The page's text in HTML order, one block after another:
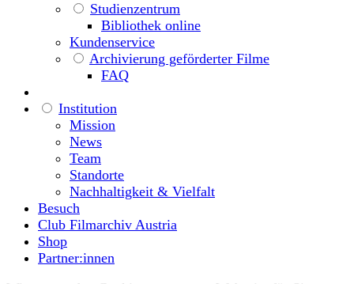
Studienzentrum
Bibliothek online
Kundenservice
Archivierung geförderter Filme
FAQ
Institution
Mission
News
Team
Standorte
Nachhaltigkeit & Vielfalt
Besuch
Club Filmarchiv Austria
Shop
Partner:innen